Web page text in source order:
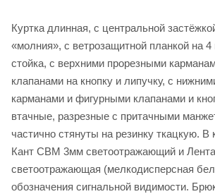
Куртка длинная, с центральной
«молния», с ветрозащитной планкой на 4
стойка, с верхними прорезными
клапанами на кнопку и липучку, с
карманами и фигурными клапанами и
втачные, разрезные с притачными
частично стянуты на резинку ткацкую. В
Кант СВМ 3мм светоотражающий и Лента
светоотражающая (мелкодисперсная
обозначения сигнальной видимости.